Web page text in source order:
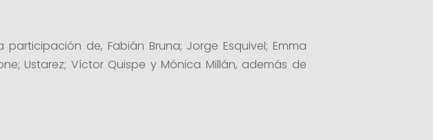
de, Fabián Bruna; Jorge Esquivel; Emma
Ustarez; Víctor Quispe y Mónica Millán, además de